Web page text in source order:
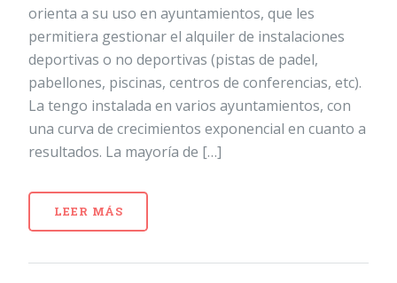
orienta a su uso en ayuntamientos, que les
permitiera gestionar el alquiler de instalaciones
deportivas o no deportivas (pistas de padel,
pabellones, piscinas, centros de conferencias, etc).
La tengo instalada en varios ayuntamientos, con
una curva de crecimientos exponencial en cuanto a
resultados. La mayoría de […]
LEER MÁS